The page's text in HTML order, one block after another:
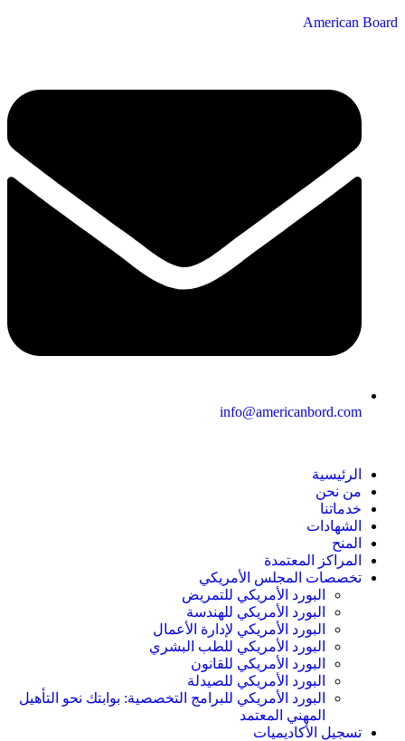
American Board
info@americanbord.com
الرئيسية
من نحن
خدماتنا
الشهادات
المنح
المراكز المعتمدة
تخصصات المجلس الأمريكي
البورد الأمريكي للتمريض
البورد الأمريكي للهندسة
البورد الأمريكي لإدارة الأعمال
البورد الأمريكي للطب البشري
البورد الأمريكي للقانون
البورد الأمريكي للصيدلة
البورد الأمريكي للبرامج التخصصية: بوابتك نحو التأهيل
المهني المعتمد
تسجيل الأكاديميات